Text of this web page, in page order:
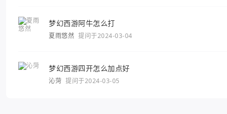
梦幻西游阿牛怎么打
夏雨悠然 提问于2024-03-04
梦幻西游四开怎么加点好
沁菏 提问于2024-03-05